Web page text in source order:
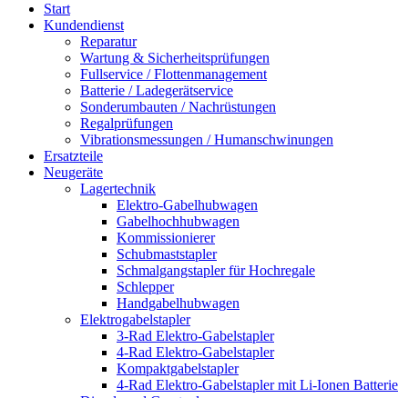
Start
Kundendienst
Reparatur
Wartung & Sicherheitsprüfungen
Fullservice / Flottenmanagement
Batterie / Ladegerätservice
Sonderumbauten / Nachrüstungen
Regalprüfungen
Vibrationsmessungen / Humanschwinungen
Ersatzteile
Neugeräte
Lagertechnik
Elektro-Gabelhubwagen
Gabelhochhubwagen
Kommissionierer
Schubmaststapler
Schmalgangstapler für Hochregale
Schlepper
Handgabelhubwagen
Elektrogabelstapler
3-Rad Elektro-Gabelstapler
4-Rad Elektro-Gabelstapler
Kompaktgabelstapler
4-Rad Elektro-Gabelstapler mit Li-Ionen Batterie